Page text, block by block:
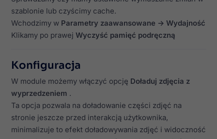
szablonie lub czyścimy cache.
Wchodzimy w Parametry zaawansowane -> Wydajność
Klikamy po prawej Wyczyść pamięć podręczną
Konfiguracja
W module możemy włączyć opcję Doładuj zdjęcia z
wyprzedzeniem .
Ta opcja pozwala na doładowanie części zdjęć na
stronie jeszcze przed interakcją użytkownika,
minimalizuje to efekt doładowywania zdjęć i widoczność